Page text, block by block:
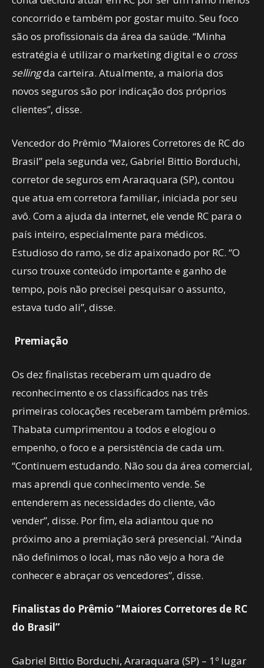
concorrido e também por gostar muito. Seu foco
são os profissionais da área da saúde. “Minha
estratégia é utilizar o marketing digital e o cross
sellingda carteira. Atualmente, a maioria dos
novos seguros são por indicação dos próprios
clientes”, disse.
Vencedor do Prêmio “Maiores Corretores de RC do
Brasil” pela segunda vez, Gabriel Bittio Borduchi,
corretor de seguros em Araraquara (SP), contou
que atua em corretora familiar, iniciada por seu
avô. Com a ajuda da internet, ele vende RC para o
país inteiro, especialmente para médicos.
Estudioso do ramo, se diz apaixonado por RC. “O
curso trouxe conteúdo importante e ganho de
tempo, pois não precisei pesquisar o assunto,
estava tudo ali”, disse.
Premiação
Os dez finalistas receberam um quadro de
reconhecimento e os classificados nas três
primeiras colocações receberam também prêmios.
Thabata cumprimentou a todos e elogiou o
empenho, o foco e a persistência de cada um.
“Continuem estudando. Não sou da área comercial,
mas aprendi que conhecimento vende. Se
entenderem as necessidades do cliente, vão
vender”, disse. Por fim, ela adiantou que no
próximo ano a premiação será presencial. “Ainda
não definimos o local, mas não vejo a hora de
conhecer e abraçar os vencedores”, disse.
Finalistas do Prêmio “Maiores Corretores de RC
do Brasil”
Gabriel Bittio Borduchi, Araraquara (SP) – 1º lugar